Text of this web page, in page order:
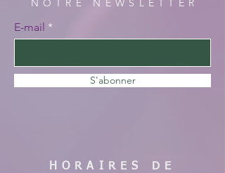
NOTRE NEWSLETTER
E-mail
S'abonner
HORAIRES DE